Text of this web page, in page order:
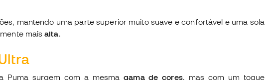
mantendo uma parte superior muito suave e confortável e uma sola
maisalta.
Puma surgem com a mesmagama de cores, mas com um toque